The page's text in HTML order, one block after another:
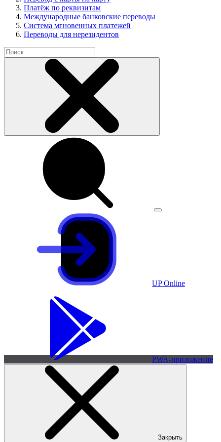
Платёж по реквизитам
Международные банковские переводы
Система мгновенных платежей
Переводы для нерезидентов
UP Online
PWA-приложение
Закрыть